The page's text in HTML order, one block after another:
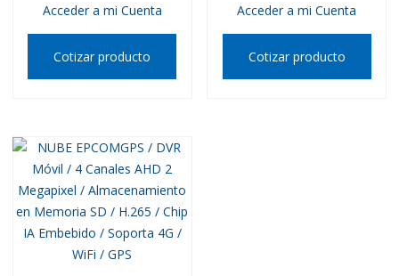
Acceder a mi Cuenta
Cotizar producto
Acceder a mi Cuenta
Cotizar producto